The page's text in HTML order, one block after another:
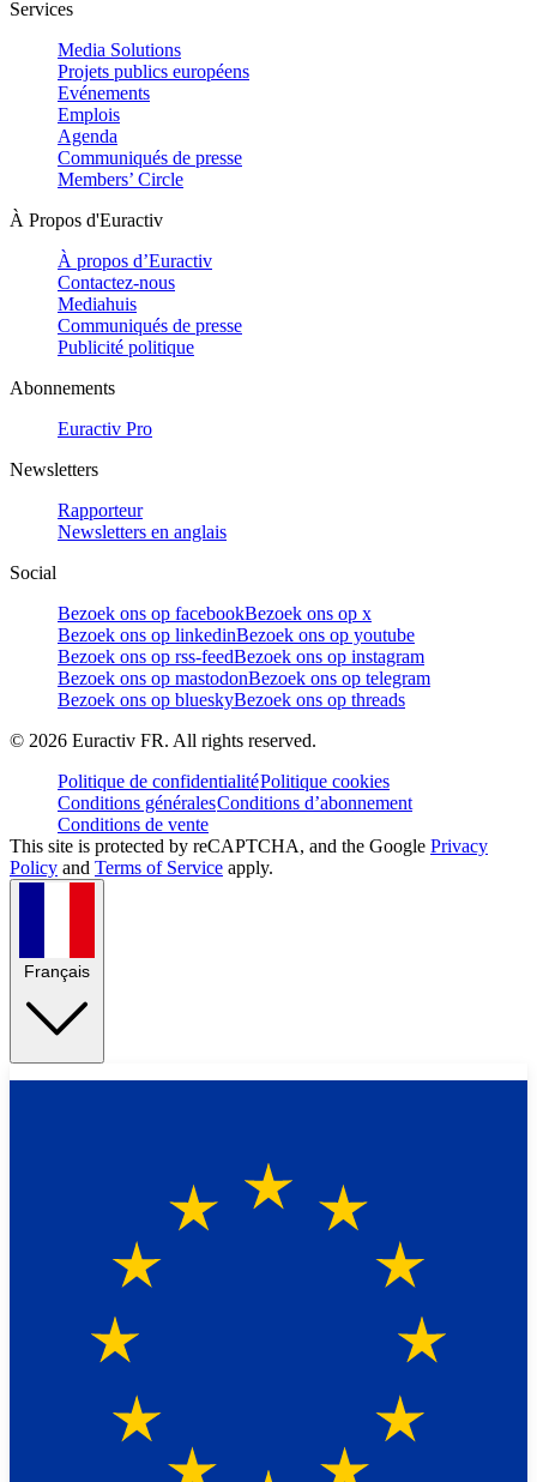
Services
Media Solutions
Projets publics européens
Evénements
Emplois
Agenda
Communiqués de presse
Members’ Circle
À Propos d'Euractiv
À propos d’Euractiv
Contactez-nous
Mediahuis
Communiqués de presse
Publicité politique
Abonnements
Euractiv Pro
Newsletters
Rapporteur
Newsletters en anglais
Social
Bezoek ons op facebookBezoek ons op x
Bezoek ons op linkedinBezoek ons op youtube
Bezoek ons op rss-feedBezoek ons op instagram
Bezoek ons op mastodonBezoek ons op telegram
Bezoek ons op blueskyBezoek ons op threads
© 2026 Euractiv FR. All rights reserved.
Politique de confidentialitéPolitique cookies
Conditions généralesConditions d’abonnement
Conditions de vente
This site is protected by reCAPTCHA, and the Google Privacy
Policy and Terms of Service apply.
Français